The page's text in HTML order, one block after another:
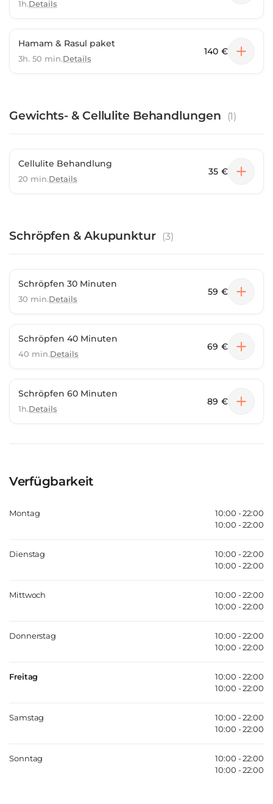
1h.Details
Hamam & Rasul paket
3h. 50 min.Details
140 €
Gewichts- & Cellulite Behandlungen (1)
Cellulite Behandlung
20 min.Details
35 €
Schröpfen & Akupunktur (3)
Schröpfen 30 Minuten
30 min.Details
59 €
Schröpfen 40 Minuten
40 min.Details
69 €
Schröpfen 60 Minuten
1h.Details
89 €
Verfügbarkeit
Montag
10:00 - 22:00
10:00 - 22:00
Dienstag
10:00 - 22:00
10:00 - 22:00
Mittwoch
10:00 - 22:00
10:00 - 22:00
Donnerstag
10:00 - 22:00
10:00 - 22:00
Freitag
10:00 - 22:00
10:00 - 22:00
Samstag
10:00 - 22:00
10:00 - 22:00
Sonntag
10:00 - 22:00
10:00 - 22:00